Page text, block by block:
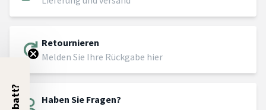
Retournieren
Melden Sie Ihre Rückgabe hier
Haben Sie Fragen?